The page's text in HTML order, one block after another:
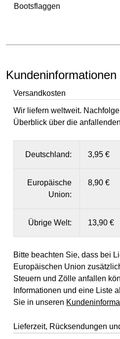
Bootsflaggen
Kundeninformationen
Versandkosten
Wir liefern weltweit.
Überblick über die
Deutschland: 3,95 €
Europäische
Union:
8,90 €
Übrige Welt: 13,90 €
Bitte beachten Sie, dass bei
Europäischen Union
Steuern und Zölle anfallen
Informationen und eine Liste
Sie in unseren
Lieferzeit, Rücksendungen